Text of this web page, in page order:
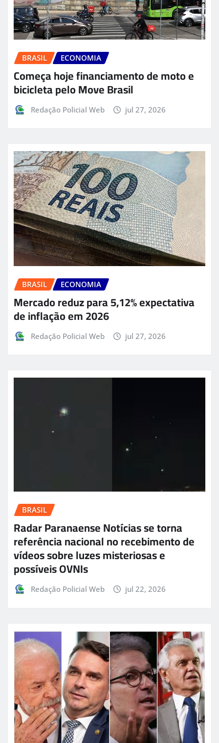
BRASIL ECONOMIA
Começa hoje financiamento de moto e
bicicleta pelo Move Brasil
Redação Policial Web jul 27, 2026
BRASIL ECONOMIA
Mercado reduz para 5,12% expectativa
de inflação em 2026
Redação Policial Web jul 27, 2026
BRASIL
Radar Paranaense Notícias se torna
referência nacional no recebimento de
vídeos sobre luzes misteriosas e
possíveis OVNIs
Redação Policial Web jul 22, 2026